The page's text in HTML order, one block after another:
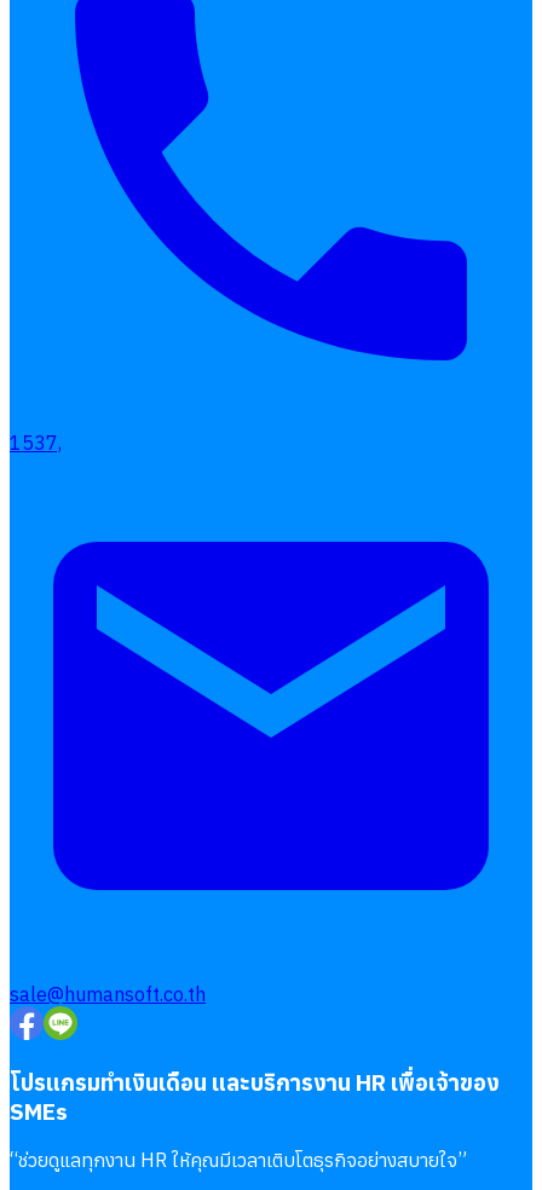
1537,
sale@humansoft.co.th
โปรแกรมทำเงินเดือน และบริการงาน HR เพื่อเจ้าของ
SMEs
“ช่วยดูแลทุกงาน HR ให้คุณมีเวลาเติบโตธุรกิจอย่างสบายใจ”